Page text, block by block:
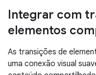
Integrar com
elementos
As transições de
uma conexão visual